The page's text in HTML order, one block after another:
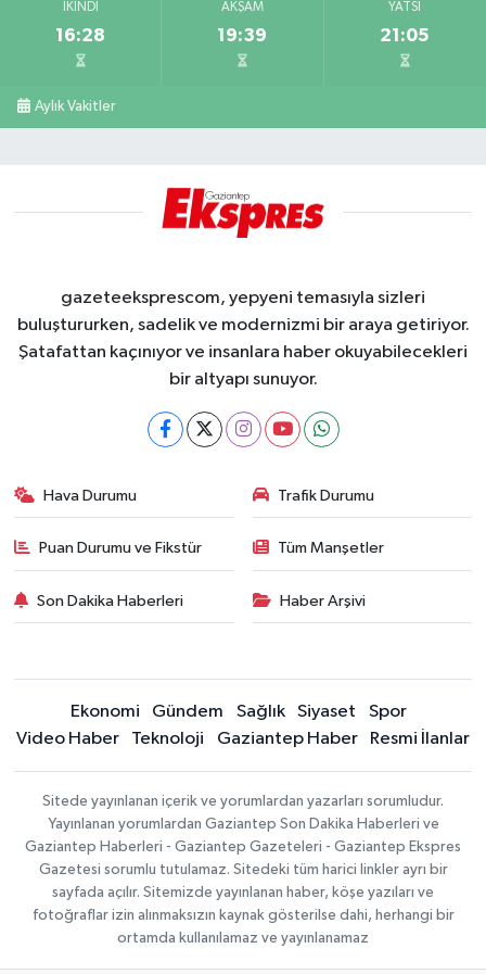
İKINDI
16:28
AKŞAM
19:39
YATSI
21:05
Aylık Vakitler
gazeteeksprescom, yepyeni temasıyla sizleri
buluştururken, sadelik ve modernizmi bir araya getiriyor.
Şatafattan kaçınıyor ve insanlara haber okuyabilecekleri
bir altyapı sunuyor.
Hava Durumu Trafik Durumu
Puan Durumu ve Fikstür Tüm Manşetler
Son Dakika Haberleri Haber Arşivi
Ekonomi Gündem Sağlık Siyaset
Spor
Video Haber
Teknoloji Gaziantep Haber Resmi İlanlar
Sitede yayınlanan içerik ve yorumlardan yazarları sorumludur.
Yayınlanan yorumlardan Gaziantep Son Dakika Haberleri ve
Gaziantep Haberleri - Gaziantep Gazeteleri - Gaziantep Ekspres
Gazetesi sorumlu tutulamaz. Sitedeki tüm harici linkler ayrı bir
sayfada açılır. Sitemizde yayınlanan haber, köşe yazıları ve
fotoğraflar izin alınmaksızın kaynak gösterilse dahi, herhangi bir
ortamda kullanılamaz ve yayınlanamaz